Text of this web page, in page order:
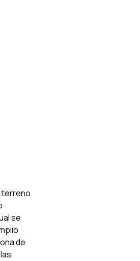
terreno
se
de